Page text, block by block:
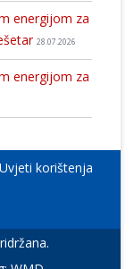
energijom za
28.07.2026
energijom za
Uvjeti korištenja